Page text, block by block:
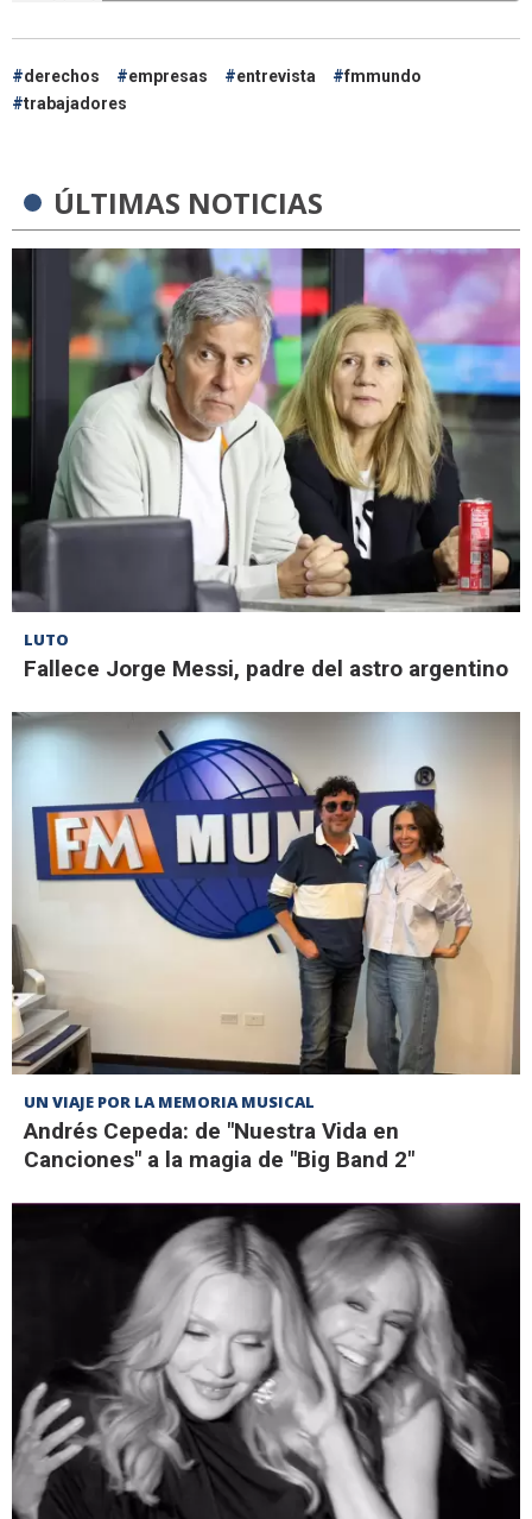
derechos empresas entrevista
fmmundo
trabajadores
ÚLTIMAS NOTICIAS
LUTO
Fallece Jorge Messi, padre del astro argentino
UN VIAJE POR LA MEMORIA MUSICAL
Andrés Cepeda: de "Nuestra Vida en
Canciones" a la magia de "Big Band 2"